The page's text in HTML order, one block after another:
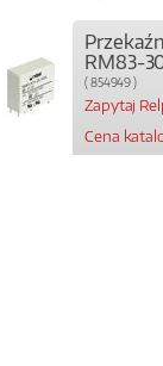
RM83-
( 854949 )
Zapytaj
Cena